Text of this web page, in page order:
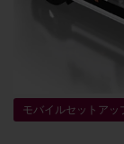
モバイルセットアッ